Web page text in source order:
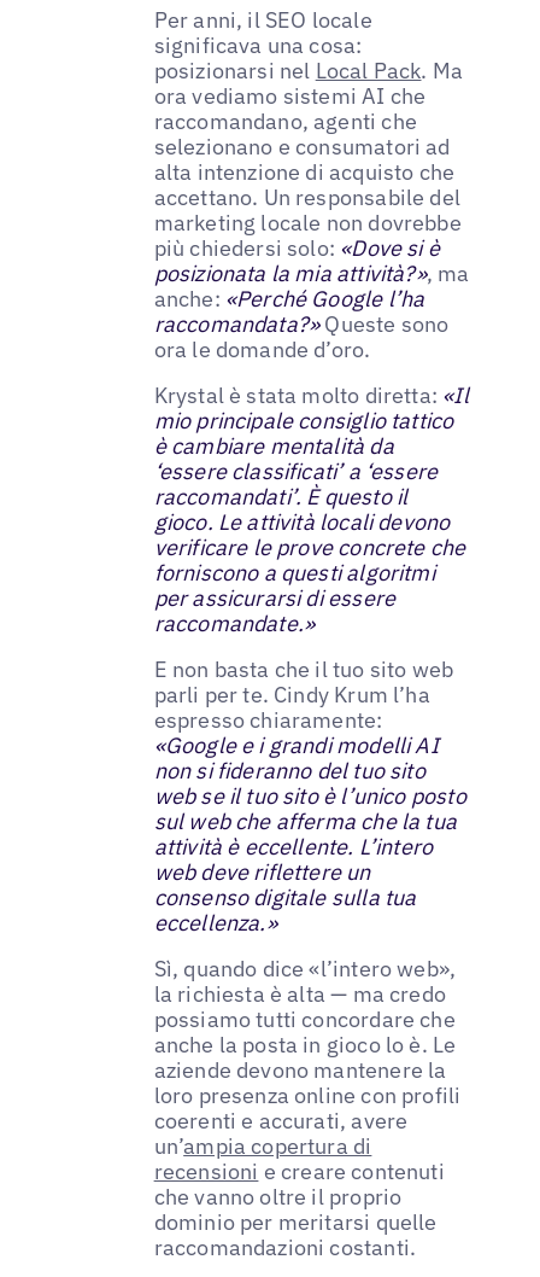
Per anni, il SEO locale
significava una cosa:
posizionarsi nel Local Pack. Ma
ora vediamo sistemi AI che
raccomandano, agenti che
selezionano e consumatori ad
alta intenzione di acquisto che
accettano. Un responsabile del
marketing locale non dovrebbe
più chiedersi solo: «Dove si è
posizionata la mia attività?», ma
anche: «Perché Google l’ha
raccomandata?»Queste sono
ora le domande d’oro.
Krystal è stata molto diretta: «Il
mio principale consiglio tattico
è cambiare mentalità da
‘essere classificati’ a ‘essere
raccomandati’. È questo il
gioco. Le attività locali devono
verificare le prove concrete che
forniscono a questi algoritmi
per assicurarsi di essere
raccomandate.»
E non basta che il tuo sito web
parli per te. Cindy Krum l’ha
espresso chiaramente:
«Google e i grandi modelli AI
non si fideranno del tuo sito
web se il tuo sito è l’unico posto
sul web che afferma che la tua
attività è eccellente. L’intero
web deve riflettere un
consenso digitale sulla tua
eccellenza.»
Sì, quando dice «l’intero web»,
la richiesta è alta — ma credo
possiamo tutti concordare che
anche la posta in gioco lo è. Le
aziende devono mantenere la
loro presenza online con profili
coerenti e accurati, avere
un’ampia copertura di
recensioni e creare contenuti
che vanno oltre il proprio
dominio per meritarsi quelle
raccomandazioni costanti.